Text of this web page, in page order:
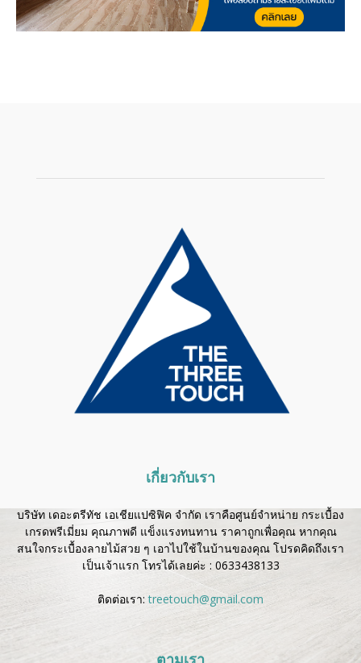
เกี่ยวกับเรา
บริษัท เดอะตรีทัช เอเชียแปซิฟิค จำกัด เราคือศูนย์จำหน่าย กระเบื้อง
เกรดพรีเมี่ยม คุณภาพดี แข็งแรงทนทาน ราคาถูกเพื่อคุณ หากคุณ
สนใจกระเบื้องลายไม้สวย ๆ เอาไปใช้ในบ้านของคุณ โปรดคิดถึงเรา
เป็นเจ้าแรก โทรได้เลยค่ะ : 0633438133
ติดต่อเรา:treetouch@gmail.com